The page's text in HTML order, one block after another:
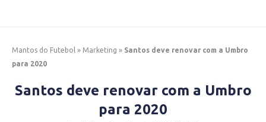
Mantos do Futebol » Marketing » Santos deve renovar com a Umbro
para 2020
Santos deve renovar com a Umbro
para 2020